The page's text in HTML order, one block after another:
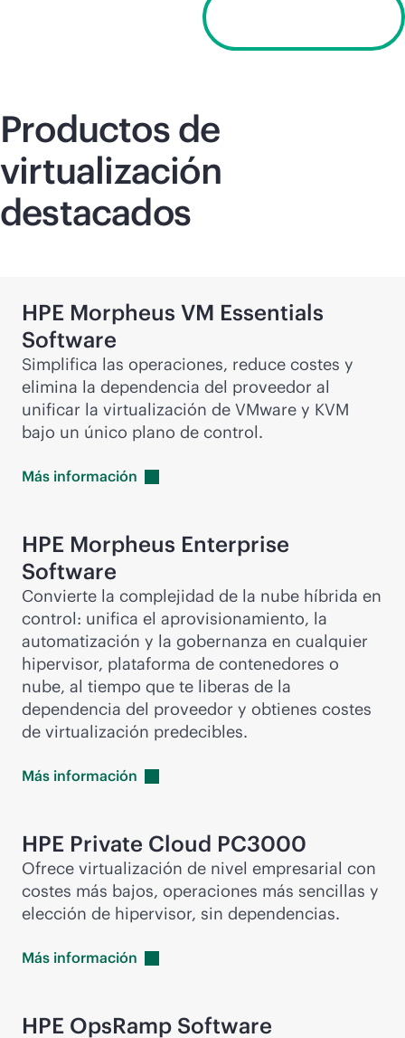
Productos de
virtualización
destacados
HPE Morpheus VM Essentials
Software
Simplifica las operaciones, reduce costes y
elimina la dependencia del proveedor al
unificar la virtualización de VMware y KVM
bajo un único plano de control.
Más información
HPE Morpheus Enterprise
Software
Convierte la complejidad de la nube híbrida en
control: unifica el aprovisionamiento, la
automatización y la gobernanza en cualquier
hipervisor, plataforma de contenedores o
nube, al tiempo que te liberas de la
dependencia del proveedor y obtienes costes
de virtualización predecibles.
Más información
HPE Private Cloud PC3000
Ofrece virtualización de nivel empresarial con
costes más bajos, operaciones más sencillas y
elección de hipervisor, sin dependencias.
Más información
HPE OpsRamp Software